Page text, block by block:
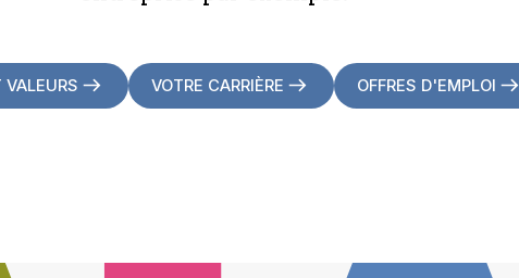
VALEURS VOTRE CARRIÈRE OFFRES D'EMPLOI